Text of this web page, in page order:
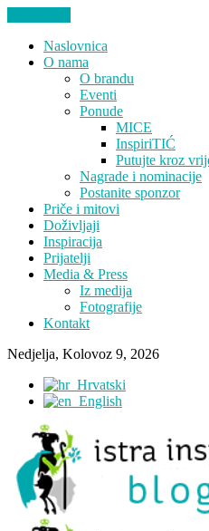
Naslovnica
O nama
O brandu
Eventi
Ponude
MICE
InspiriTIĆ
Putujte kroz
Nagrade i nominacije
Postanite sponzor
Priče i mitovi
Doživljaji
Inspiracija
Prijatelji
Media & Press
Iz medija
Fotografije
Kontakt
Nedjelja, Kolovoz 9, 2026
Hrvatski
English